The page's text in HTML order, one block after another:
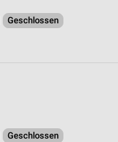
Geschlossen
Geschlossen